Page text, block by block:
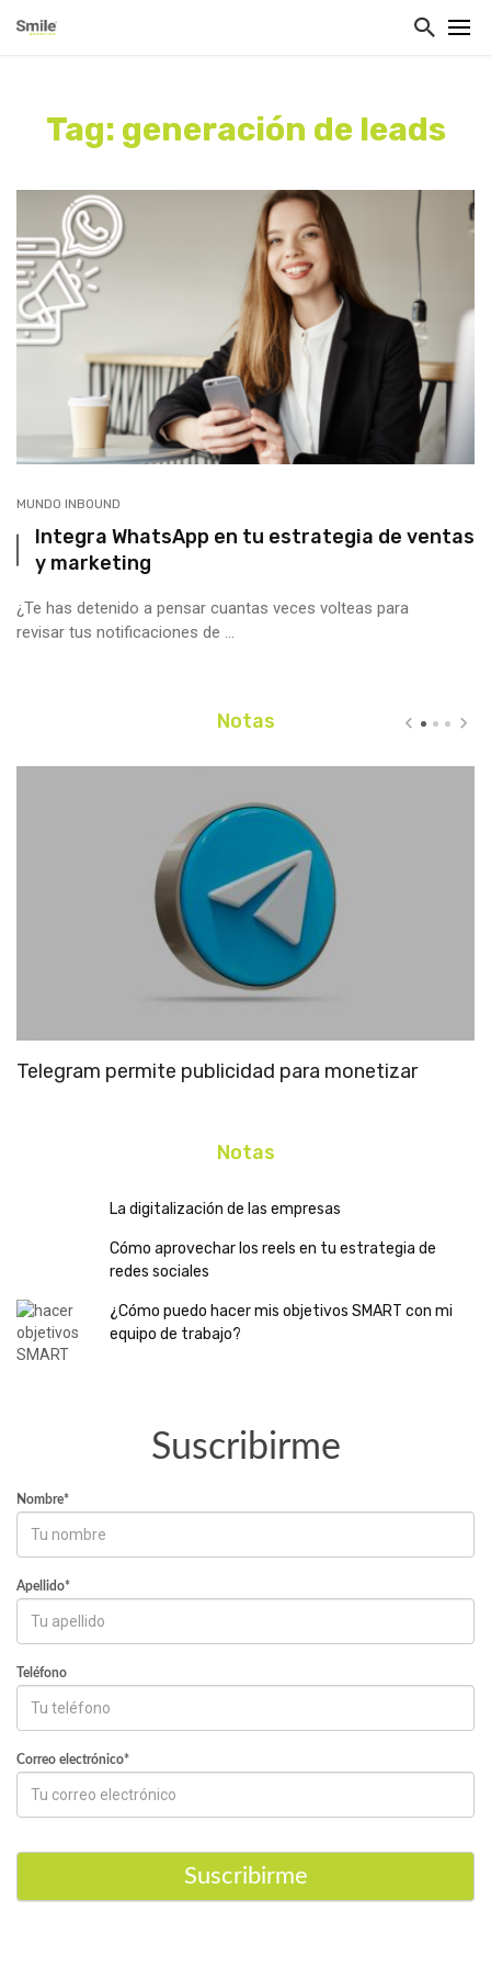
Tag: generación de leads
MUNDO INBOUND
Integra WhatsApp en tu estrategia de ventas
y marketing
¿Te has detenido a pensar cuantas veces volteas para
revisar tus notificaciones de ...
Notas
Telegram permite publicidad para monetizar
Notas
La digitalización de las empresas
Cómo aprovechar los reels en tu estrategia de
redes sociales
¿Cómo puedo hacer mis objetivos SMART con mi
equipo de trabajo?
Suscribirme
Nombre*
Apellido*
Teléfono
Correo electrónico*
Suscribirme